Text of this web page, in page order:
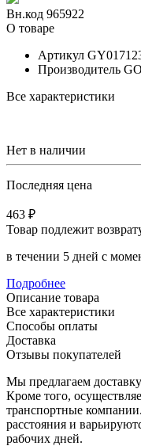
Вн.код 965922
О товаре
Артикул
Производитель
Все характеристики
Нет в наличии
Последняя цена
463 ₽
Товар подлежит
в течении 5 дней с
Подробнее
Описание товара
Все характеристики
Способы оплаты
Доставка
Отзывы покупателей
Мы предлагаем
Кроме того,
транспортные
расстояния и
рабочих дней.